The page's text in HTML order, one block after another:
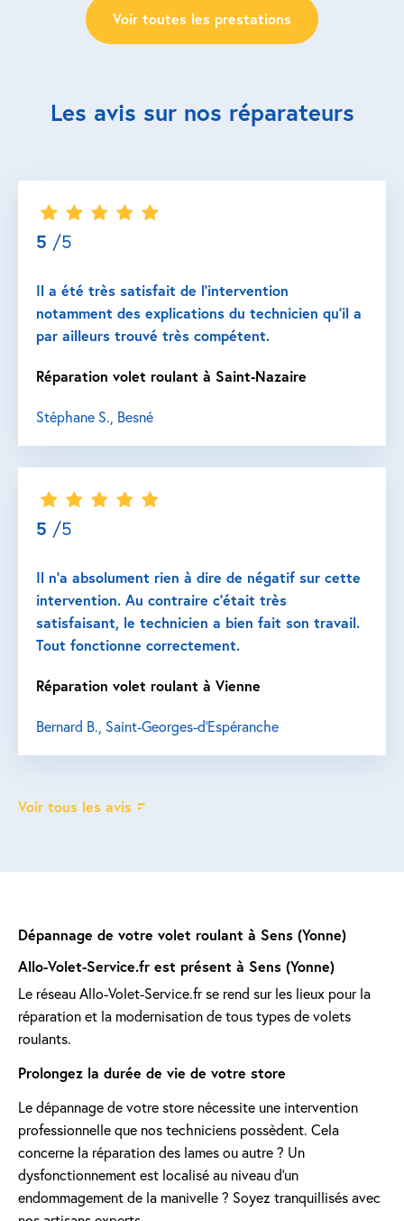
Dépannage de votre volet roulant à Sens (Yonne)
Allo-Volet-Service.fr est présent à Sens (Yonne)
Le réseau Allo-Volet-Service.fr se rend sur les lieux pour la
réparation et la modernisation de tous types de volets
roulants.
Prolongez la durée de vie de votre store
Le dépannage de votre store nécessite une intervention
professionnelle que nos techniciens possèdent. Cela
concerne la réparation des lames ou autre ? Un
dysfonctionnement est localisé au niveau d'un
endommagement de la manivelle ? Soyez tranquillisés avec
Voir toutes les prestations
Les avis sur nos réparateurs
5 /5
Il a été très satisfait de l’intervention
notamment des explications du technicien qu’il a
par ailleurs trouvé très compétent.
Réparation volet roulant à Saint-Nazaire
Stéphane S., Besné
5 /5
Il n’a absolument rien à dire de négatif sur cette
intervention. Au contraire c’était très
satisfaisant, le technicien a bien fait son travail.
Tout fonctionne correctement.
Réparation volet roulant à Vienne
Bernard B., Saint-Georges-d'Espéranche
Voir tous les avis